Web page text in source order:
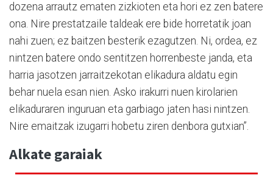
dozena arrautz ematen zizkioten eta hori ez zen batere
ona. Nire prestatzaile taldeak ere bide horretatik joan
nahi zuen; ez baitzen besterik ezagutzen. Ni, ordea, ez
nintzen batere ondo sentitzen horrenbeste janda, eta
harria jasotzen jarraitzekotan elikadura aldatu egin
behar nuela esan nien. Asko irakurri nuen kirolarien
elikaduraren inguruan eta garbiago jaten hasi nintzen.
Nire emaitzak izugarri hobetu ziren denbora gutxian”.
Alkate garaiak